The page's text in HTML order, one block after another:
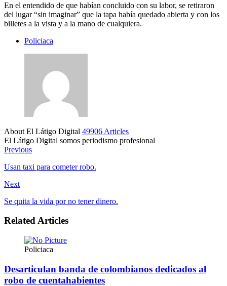
En el entendido de que habían concluido con su labor, se retiraron
del lugar “sin imaginar” que la tapa había quedado abierta y con los
billetes a la vista y a la mano de cualquiera.
Policiaca
About El Látigo Digital 49906 Articles
El Látigo Digital somos periodismo profesional
Website
Facebook
Previous
Usan taxi para cometer robo.
Next
Se quita la vida por no tener dinero.
Related Articles
Policiaca
Desarticulan banda de colombianos dedicados al
robo de cuentahabientes